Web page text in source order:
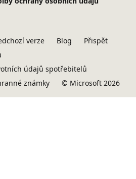
verze Blog
Přispět
údajů spotřebitelů
známky © Microsoft 2026